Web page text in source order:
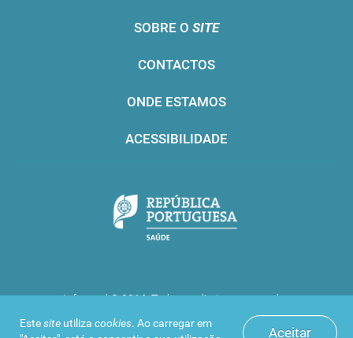
Aceitar
Estesite utiliza cookies. Ao carregar em
SOBRE O SITE
CONTACTOS
ONDE ESTAMOS
ACESSIBILIDADE
Infarmed © 2016. Todos os direitos reservados